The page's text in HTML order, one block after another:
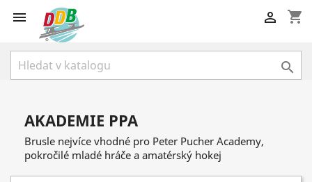
 shopping_cart


AKADEMIE PPA
Brusle nejvíce vhodné pro Peter Pucher Academy,
pokročilé mladé hráče a amatérský hokej